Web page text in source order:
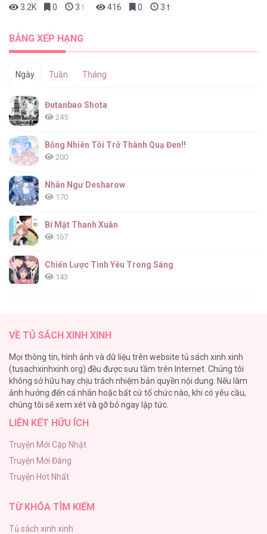
3.2K
0 3 tháng trước
416
0 3 tháng trước
BẢNG XẾP HẠNG
Ngày Tuần Tháng
Đutanbao Shota
245
Bỗng Nhiên Tôi Trở Thành Quạ Đen!!
200
Nhân Ngư Desharow
170
Bí Mật Thanh Xuân
167
Chiến Lược Tình Yêu Trong Sáng
143
128
Bỏ Quách Chồng Con Đi, Tiền Bạc Mới Là Tất Cả
123
Tình yêu và danh vọng
Tùy Tâm Tùy Ý
105
VỀ TỦ SÁCH XINH XINH
Mọi thông tin, hình ảnh và dữ liệu trên website tủ sách xinh xinh
(tusachxinhxinh.org) đều được sưu tầm trên Internet. Chúng tôi
không sở hữu hay chịu trách nhiệm bản quyền nội dung. Nếu làm
ảnh hưởng đến cá nhân hoặc bất cứ tổ chức nào, khi có yêu cầu,
chúng tôi sẽ xem xét và gỡ bỏ ngay lập tức.
LIÊN KẾT HỮU ÍCH
Truyện Mới Cập Nhật
Truyện Mới Đăng
Truyện Hot Nhất
TỪ KHÓA TÌM KIẾM
Tủ sách xinh xinh